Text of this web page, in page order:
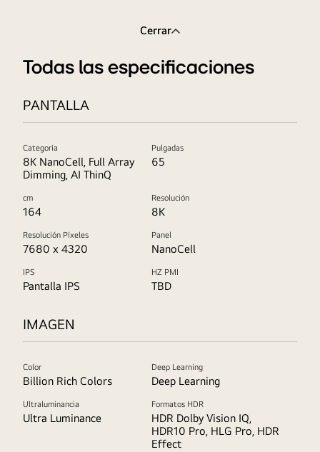
Cerrar
Todas las especificaciones
PANTALLA
Categoría
8K NanoCell, Full Array
Dimming, AI ThinQ
Pulgadas
65
cm
164
Resolución
8K
Resolución Píxeles
7680 x 4320
Panel
NanoCell
IPS
Pantalla IPS
HZ PMI
TBD
IMAGEN
Color
Billion Rich Colors
Deep Learning
Deep Learning
Ultraluminancia
Ultra Luminance
Formatos HDR
HDR Dolby Vision IQ,
HDR10 Pro, HLG Pro, HDR
Effect